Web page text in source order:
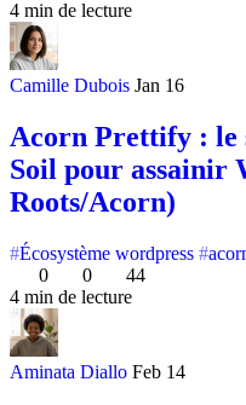
4 min de lecture
Camille Dubois Jan 16
Acorn Prettify : le
Soil pour assainir
Roots/Acorn)
Écosystème wordpress
0
0
44
4 min de lecture
Aminata Diallo Feb 14